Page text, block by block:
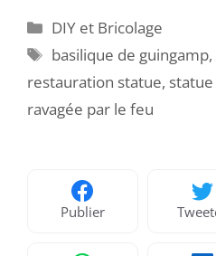
Catégories
DIY et Bricolage
Étiquettes
basilique de guingamp,
restauration statue,
ravagée par le feu
Publier